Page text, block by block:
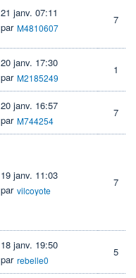
21 janv. 07:11
par M4810607
7
20 janv. 17:30
par M2185249
1
20 janv. 16:57
par M744254
7
19 janv. 11:03
par vilcoyote
7
18 janv. 19:50
par rebelle0
5